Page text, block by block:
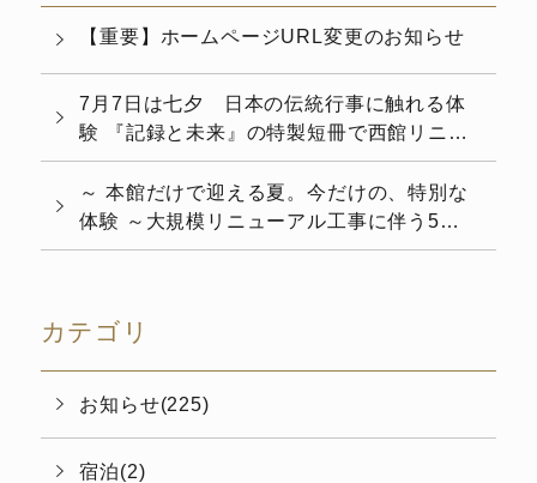
【重要】ホームページURL変更のお知らせ
7月7日は七夕 日本の伝統行事に触れる体
験 『記録と未来』の特製短冊で西館リニュ
ーアルを演出 七夕飾りの設置について
～ 本館だけで迎える夏。今だけの、特別な
体験 ～大規模リニューアル工事に伴う5カ
月間の休館を経て、6月4日（木）より本館
カテゴリ
お知らせ(225)
宿泊(2)